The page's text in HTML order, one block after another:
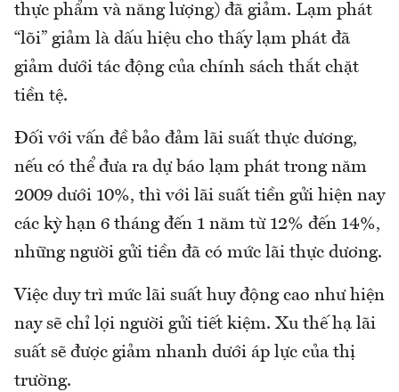
thực phẩm và năng lượng) đã giảm. Lạm phát
“lõi” giảm là dấu hiệu cho thấy lạm phát đã
giảm dưới tác động của chính sách thắt chặt
tiền tệ.
Đối với vấn đề bảo đảm lãi suất thực dương,
nếu có thể đưa ra dự báo lạm phát trong năm
2009 dưới 10%, thì với lãi suất tiền gửi hiện nay
các kỳ hạn 6 tháng đến 1 năm từ 12% đến 14%,
những người gửi tiền đã có mức lãi thực dương.
Việc duy trì mức lãi suất huy động cao như hiện
nay sẽ chỉ lợi người gửi tiết kiệm. Xu thế hạ lãi
suất sẽ được giảm nhanh dưới áp lực của thị
trường.